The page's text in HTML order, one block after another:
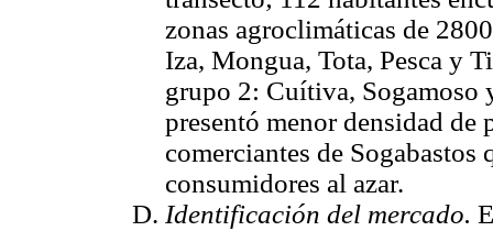
zonas agroclimáticas de
Iza, Mongua, Tota, Pesca y
grupo 2: Cuítiva, Sogamoso
presentó menor densidad de
comerciantes de Sogabastos
consumidores al azar.
Identificación del mercado.